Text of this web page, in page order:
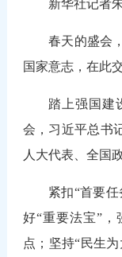
新华社记者
春天的盛会
国家意志，在此
踏上强国建
会，习近平总书
人大代表、全国
紧扣“首要
好“重要法宝”，
点；坚持“民生